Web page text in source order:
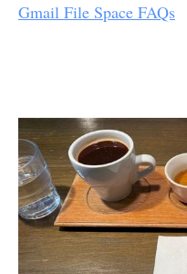
Gmail File Space FAQs